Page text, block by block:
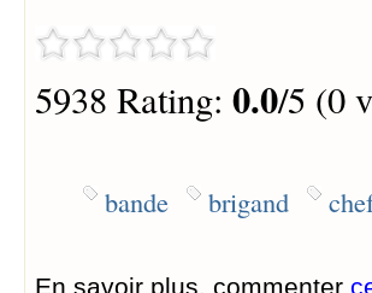
5938 Rating: 0.0/5 (0
bande brigand
En savoir plus, commenter